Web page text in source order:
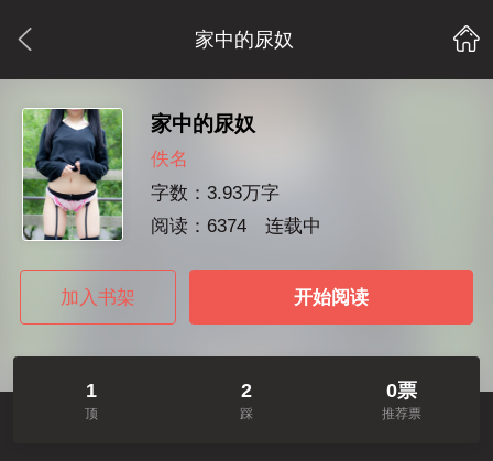
家中的尿奴
家中的尿奴
佚名
字数：3.93万字
阅读：6374
连载中
加入书架 开始阅读
1
顶
2
踩
0票
推荐票